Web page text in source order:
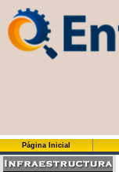
Página Inicial